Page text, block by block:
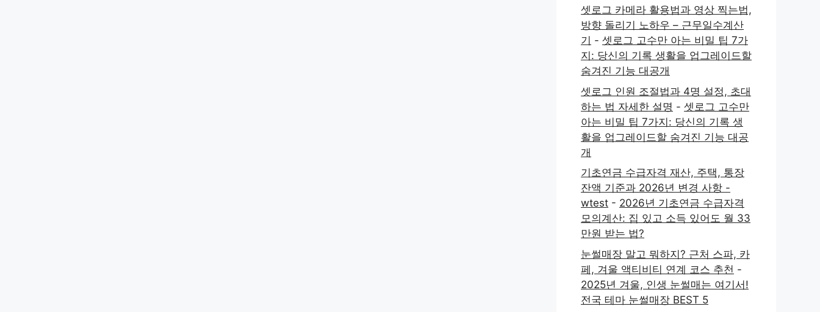
셋로그 카메라 활용법과 영상 찍는법,
방향 돌리기 노하우 – 근무일수계산
기 - 셋로그 고수만 아는 비밀 팁 7가
지: 당신의 기록 생활을 업그레이드할
숨겨진 기능 대공개
셋로그 인원 조절법과 4명 설정, 초대
하는 법 자세한 설명 - 셋로그 고수만
아는 비밀 팁 7가지: 당신의 기록 생
활을 업그레이드할 숨겨진 기능 대공
개
기초연금 수급자격 재산, 주택, 통장
잔액 기준과 2026년 변경 사항 -
wtest - 2026년 기초연금 수급자격
모의계산: 집 있고 소득 있어도 월 33
만원 받는 법?
눈썰매장 말고 뭐하지? 근처 스파, 카
페, 겨울 액티비티 연계 코스 추천 -
2025년 겨울, 인생 눈썰매는 여기서!
전국 테마 눈썰매장 BEST 5